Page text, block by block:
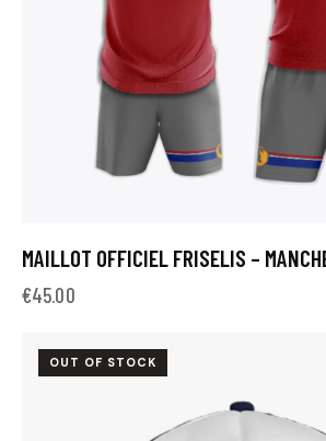
MAILLOT OFFICIEL FRISELIS –
€45.00
OUT OF STOCK